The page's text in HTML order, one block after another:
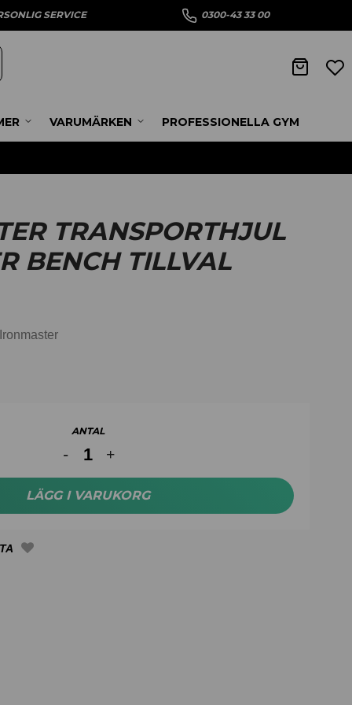
SERVICE 0300-43 33 00
VARUMÄRKEN PROFESSIONELLA GYM
TRANSPORTHJUL
BENCH TILLVAL
ANTAL
LÄGG I VARUKORG